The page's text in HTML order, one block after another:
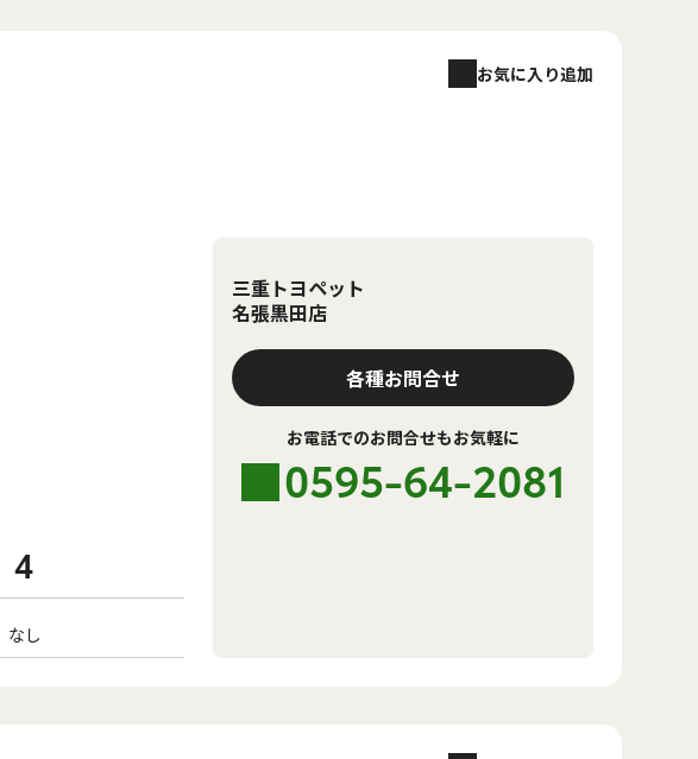
お気に入り追加
4
なし
三重トヨペット
名張黒田店
各種お問合せ
お電話でのお問合せもお気軽に
0595-64-2081